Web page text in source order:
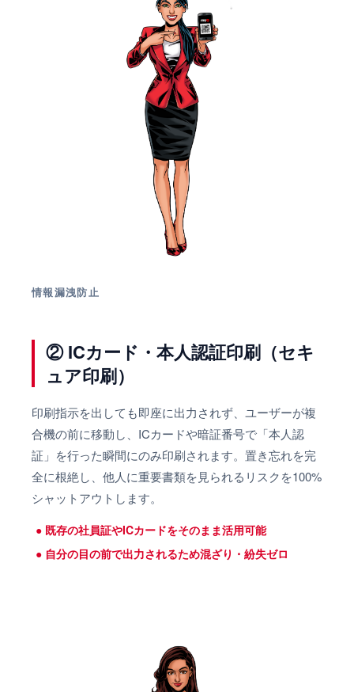
情報漏洩防止
② ICカード・本人認証印刷（セキ
ュア印刷）
印刷指示を出しても即座に出力されず、ユーザーが複
合機の前に移動し、ICカードや暗証番号で「本人認
証」を行った瞬間にのみ印刷されます。置き忘れを完
全に根絶し、他人に重要書類を見られるリスクを100%
シャットアウトします。
既存の社員証やICカードをそのまま活用可能
自分の目の前で出力されるため混ざり・紛失ゼロ